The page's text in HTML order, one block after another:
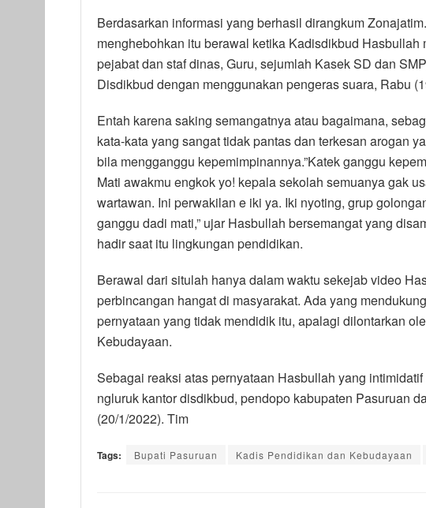
Berdasarkan informasi yang berhasil dirangkum
menghebohkan itu berawal ketika Kadisdikbud
pejabat dan staf dinas, Guru, sejumlah Kasek SD dan
Disdikbud dengan menggunakan pengeras suara, Rabu
Entah karena saking semangatnya atau bagaimana,
kata-kata yang sangat tidak pantas dan terkesan arogan
bila mengganggu kepemimpinannya.”Katek ganggu
Mati awakmu engkok yo! kepala sekolah semuanya gak
wartawan. Ini perwakilan e iki ya. Iki nyoting, grup
ganggu dadi mati,” ujar Hasbullah bersemangat yang
hadir saat itu lingkungan pendidikan.
Berawal dari situlah hanya dalam waktu sekejab video
perbincangan hangat di masyarakat. Ada yang
pernyataan yang tidak mendidik itu, apalagi dilontarkan
Kebudayaan.
Sebagai reaksi atas pernyataan Hasbullah yang
ngluruk kantor disdikbud, pendopo kabupaten Pasuruan
(20/1/2022). Tim
Tags: Bupati Pasuruan Kadis Pendidikan dan Kebudayaan